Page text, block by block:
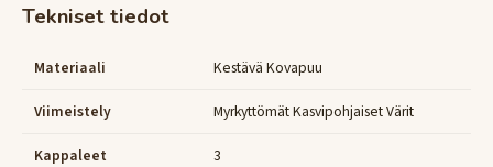
Tekniset tiedot
Materiaali Kestävä Kovapuu
Viimeistely Myrkyttömät Kasvipohjaiset Värit
Kappaleet 3